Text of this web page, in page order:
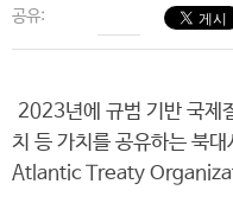
공유:
2023년에 규범 기반 국제
치 등 가치를 공유하는 북
Atlantic Treaty